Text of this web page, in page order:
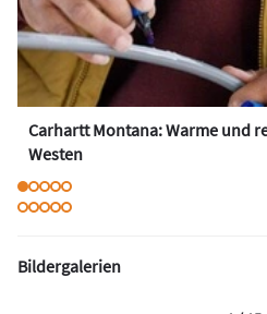
Carhartt Montana: Warme und
Westen
Bildergalerien